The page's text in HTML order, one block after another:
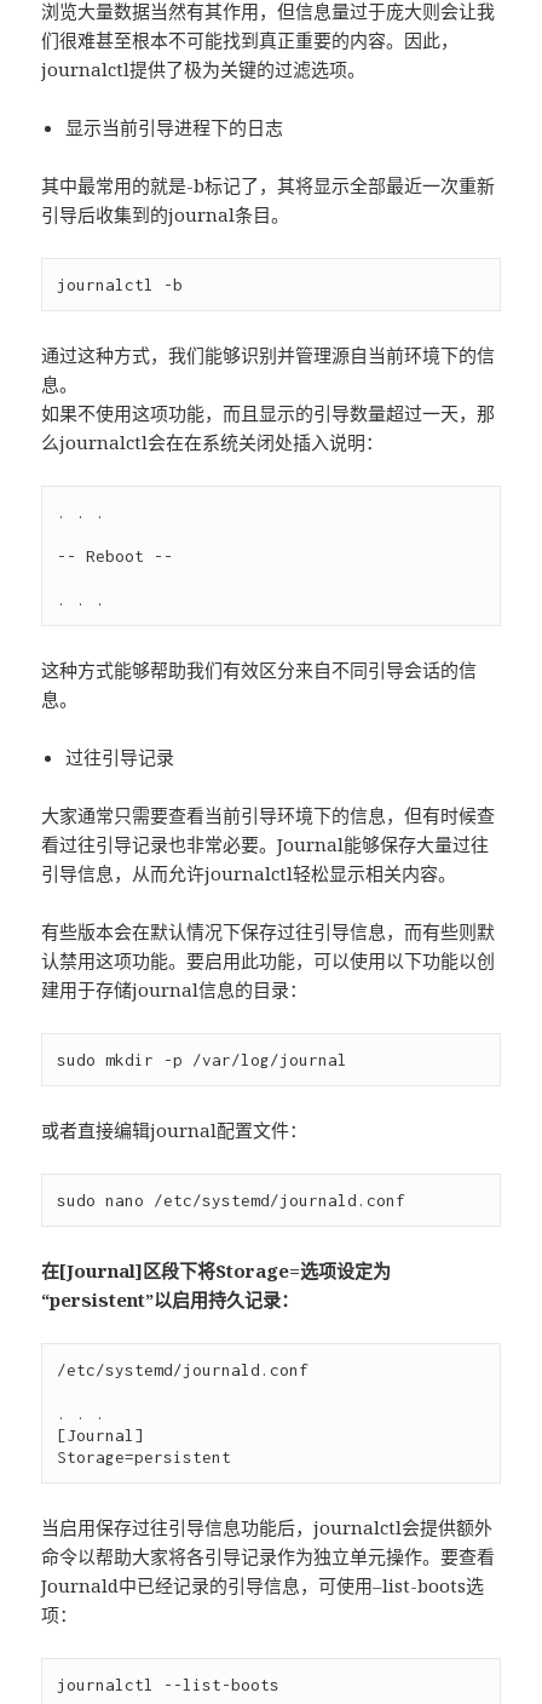
浏览大量数据当然有其作用，但信息量过于庞大则会让我
们很难甚至根本不可能找到真正重要的内容。因此，
journalctl提供了极为关键的过滤选项。
显示当前引导进程下的日志
其中最常用的就是-b标记了，其将显示全部最近一次重新
引导后收集到的journal条目。
通过这种方式，我们能够识别并管理源自当前环境下的信
息。
如果不使用这项功能，而且显示的引导数量超过一天，那
么journalctl会在在系统关闭处插入说明：
. . .
-- Reboot --
这种方式能够帮助我们有效区分来自不同引导会话的信
息。
过往引导记录
大家通常只需要查看当前引导环境下的信息，但有时候查
看过往引导记录也非常必要。Journal能够保存大量过往
引导信息，从而允许journalctl轻松显示相关内容。
有些版本会在默认情况下保存过往引导信息，而有些则默
认禁用这项功能。要启用此功能，可以使用以下功能以创
建用于存储journal信息的目录：
或者直接编辑journal配置文件：
在[Journal]区段下将Storage=选项设定为
“persistent”以启用持久记录：
/etc/systemd/journald.conf
. . .
[Journal]
当启用保存过往引导信息功能后，journalctl会提供额外
命令以帮助大家将各引导记录作为独立单元操作。要查看
Journald中已经记录的引导信息，可使用–list-boots选
项：
journalctl --list-boots